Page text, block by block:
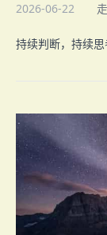
2026-06-22
持续判断，持续